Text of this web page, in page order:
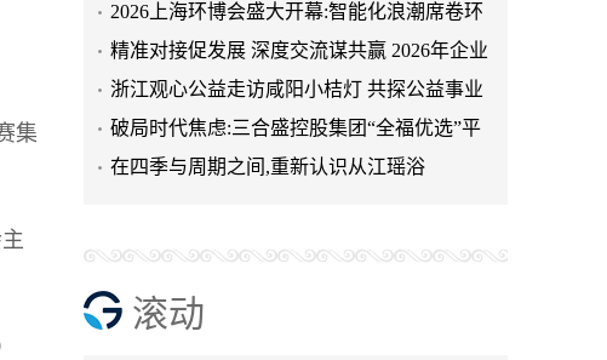
集
2026上海环博会盛大开幕:智能化浪潮席卷环
保产业
精准对接促发展 深度交流谋共赢 2026年企业
投融资交流活动第二
浙江观心公益走访咸阳小桔灯 共探公益事业
可持续发展新路径
破局时代焦虑:三合盛控股集团“全福优选”平
台正式启航
在四季与周期之间,重新认识从江瑶浴
滚动
天空实业与香港理工大学筹建载人通航飞机
研究院
绿动珠城 向淮而生 ——安徽淮海园林绿化工
融合发展
叙宗情 促交流 谋发展——上海朱氏宗亲会走
进上海晨烨家具有限公司
破局时代焦虑:三合盛控股集团“全福优选”平
台正式启航
暖心守护!阿勒泰市公安局成功救助国家二级